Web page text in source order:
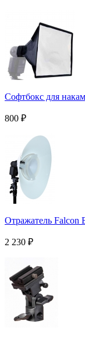
Софтбокс для
800 ₽
Отражатель Falcon
2 230 ₽